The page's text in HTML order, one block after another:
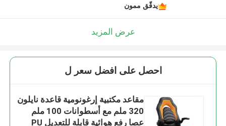
يدقّق ممون
عرض المزيد
احصل على افضل سعر ل
مقاعد مكتبية إرغونومية قاعدة نايلون
320 ملم مع أسطوانات 100 ملم
عصا رفع هوائية قابلة للتعديل PU